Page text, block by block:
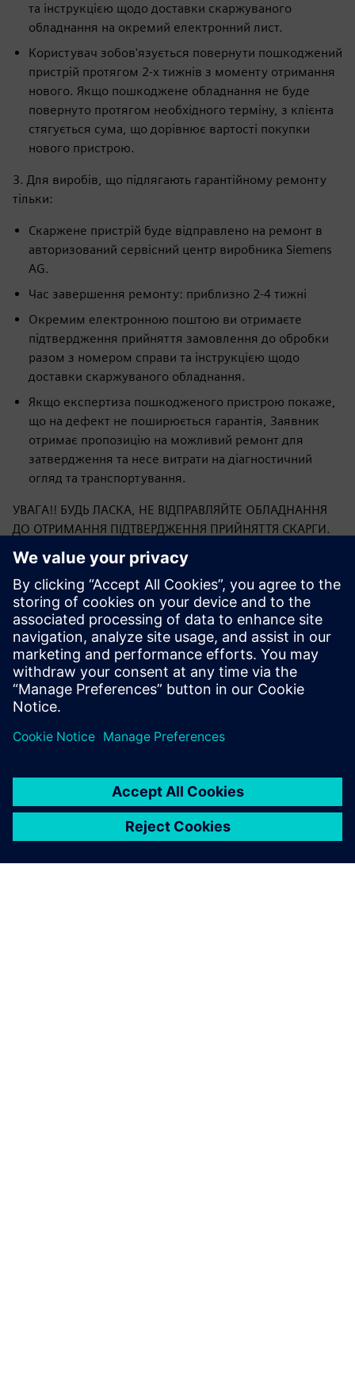
та інструкцією щодо доставки скаржуваного
обладнання на окремий електронний лист.
Користувач зобов'язується повернути пошкоджений
пристрій протягом 2-х тижнів з моменту отримання
нового. Якщо пошкоджене обладнання не буде
повернуто протягом необхідного терміну, з клієнта
стягується сума, що дорівнює вартості покупки
нового пристрою.
3. Для виробів, що підлягають гарантійному ремонту
тільки:
Скаржене пристрій буде відправлено на ремонт в
авторизований сервісний центр виробника Siemens
AG.
Час завершення ремонту: приблизно 2-4 тижні
Окремим електронною поштою ви отримаєте
підтвердження прийняття замовлення до обробки
разом з номером справи та інструкцією щодо
доставки скаржуваного обладнання.
Якщо експертиза пошкодженого пристрою покаже,
що на дефект не поширюється гарантія, Заявник
отримає пропозицію на можливий ремонт для
затвердження та несе витрати на діагностичний
огляд та транспортування.
УВАГА!! БУДЬ ЛАСКА, НЕ ВІДПРАВЛЯЙТЕ ОБЛАДНАННЯ
ДО ОТРИМАННЯ ПІДТВЕРДЖЕННЯ ПРИЙНЯТТЯ СКАРГИ.
ПІДТВЕРДЖЕННЯ БУДЕ МІСТИТИ ПРАВИЛЬНУ АДРЕСУ ДЛЯ
ДОСТАВКИ СКАРЖУВАНОГО ТОВАРУ.
Надсилаючи форму, ви підтверджуєте, що прочитали
процедуру скарги Siemens Sp. z o. o. та її прийняття.
Якщо у вас виникли питання або сумніви щодо
заповнення форми, будь ласка, зв'яжіться з нами за
адресою: ics.pl@siemens.com